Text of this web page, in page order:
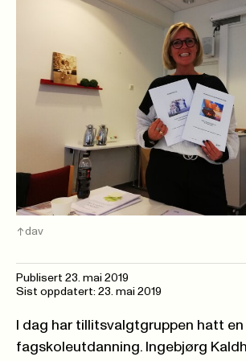
dav
Publisert 23. mai 2019
Sist oppdatert: 23. mai 2019
I dag har tillitsvalgtgruppen hatt
fagskoleutdanning. Ingebjørg